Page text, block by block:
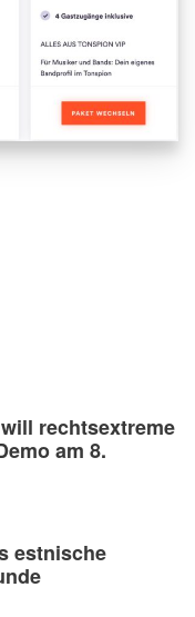
rechtsextreme
am 8.
estnische